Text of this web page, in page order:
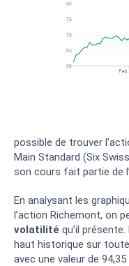
possible de trouver
Main Standard (Six
son cours fait partie de l’
En analysant les
l’action Richemont, on
volatilité qu’il
haut historique sur toute
avec une valeur de